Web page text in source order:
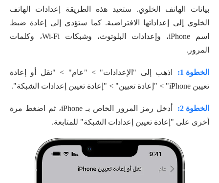
بيانات الهاتف الخلوي. ستعيد هذه الطريقة إعدادات الهاتف
الخلوي إلى إعداداتها الافتراضية. كما ستؤدي إلى إعادة ضبط
اسم iPhone، وإعدادات البلوتوث، وشبكات Wi-Fi، وكلمات
المرور.
الخطوة 1:
اذهب إلى "الإعدادات" > "عام" > "نقل أو إعادة
تعيين iPhone" > "إعادة تعيين" > "إعادة تعيين إعدادات الشبكة".
الخطوة 2:
أدخل رمز المرور الخاص بـ iPhone، ثم اضغط مرة
أخرى على "إعادة تعيين إعدادات الشبكة" للمتابعة.